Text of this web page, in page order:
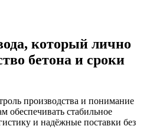
который лично
бетона и сроки
производства и понимание
обеспечивать стабильное
и надёжные поставки без